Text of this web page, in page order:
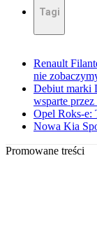
Tagi
Renault
nie
Debiut marki
wsparte
Opel Roks-e:
Nowa Kia
Promowane treści